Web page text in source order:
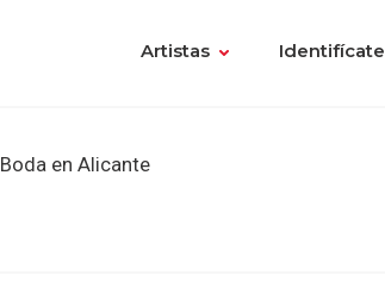
Artistas Identifícate
Boda en Alicante